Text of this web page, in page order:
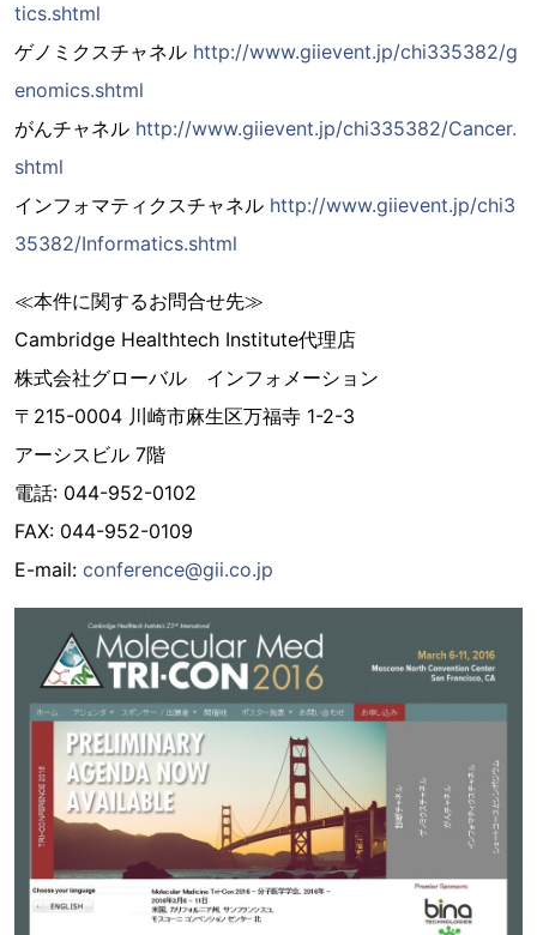
tics.shtml
ゲノミクスチャネル http://www.giievent.jp/chi335382/g
enomics.shtml
がんチャネル http://www.giievent.jp/chi335382/Cancer.
shtml
インフォマティクスチャネル http://www.giievent.jp/chi3
35382/Informatics.shtml
≪本件に関するお問合せ先≫
Cambridge Healthtech Institute代理店
株式会社グローバル インフォメーション
〒215-0004 川崎市麻生区万福寺 1-2-3
アーシスビル 7階
電話: 044-952-0102
FAX: 044-952-0109
E-mail: conference@gii.co.jp